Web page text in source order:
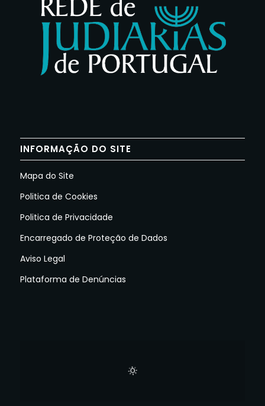
INFORMAÇÃO DO SITE
Mapa do Site
Politica de Cookies
Politica de Privacidade
Encarregado de Proteção de Dados
Aviso Legal
Plataforma de Denúncias